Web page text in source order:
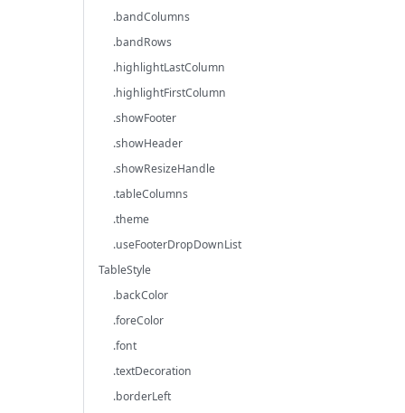
.bandColumns
.bandRows
.highlightLastColumn
.highlightFirstColumn
.showFooter
.showHeader
.showResizeHandle
.tableColumns
.theme
.useFooterDropDownList
TableStyle
.backColor
.foreColor
.font
.textDecoration
.borderLeft